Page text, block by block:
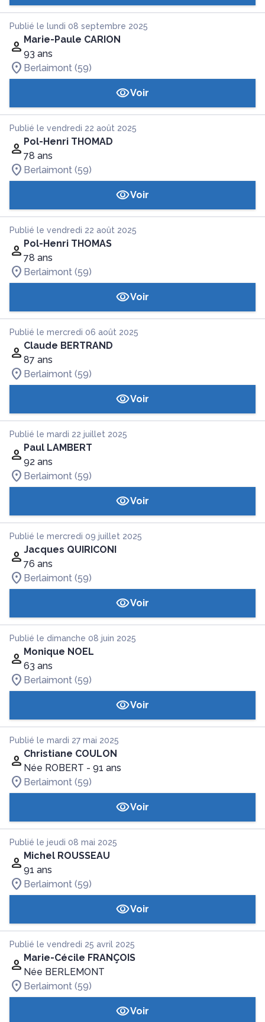
Publié le lundi 08 septembre 2025
Marie-Paule CARION
93 ans
Berlaimont (59)
Voir
Publié le vendredi 22 août 2025
Pol-Henri THOMAD
78 ans
Berlaimont (59)
Voir
Publié le vendredi 22 août 2025
Pol-Henri THOMAS
78 ans
Berlaimont (59)
Voir
Publié le mercredi 06 août 2025
Claude BERTRAND
87 ans
Berlaimont (59)
Voir
Publié le mardi 22 juillet 2025
Paul LAMBERT
92 ans
Berlaimont (59)
Voir
Publié le mercredi 09 juillet 2025
Jacques QUIRICONI
76 ans
Berlaimont (59)
Voir
Publié le dimanche 08 juin 2025
Monique NOEL
63 ans
Berlaimont (59)
Voir
Publié le mardi 27 mai 2025
Christiane COULON
Née ROBERT - 91 ans
Berlaimont (59)
Voir
Publié le jeudi 08 mai 2025
Michel ROUSSEAU
91 ans
Berlaimont (59)
Voir
Publié le vendredi 25 avril 2025
Marie-Cécile FRANÇOIS
Née BERLEMONT
Berlaimont (59)
Voir